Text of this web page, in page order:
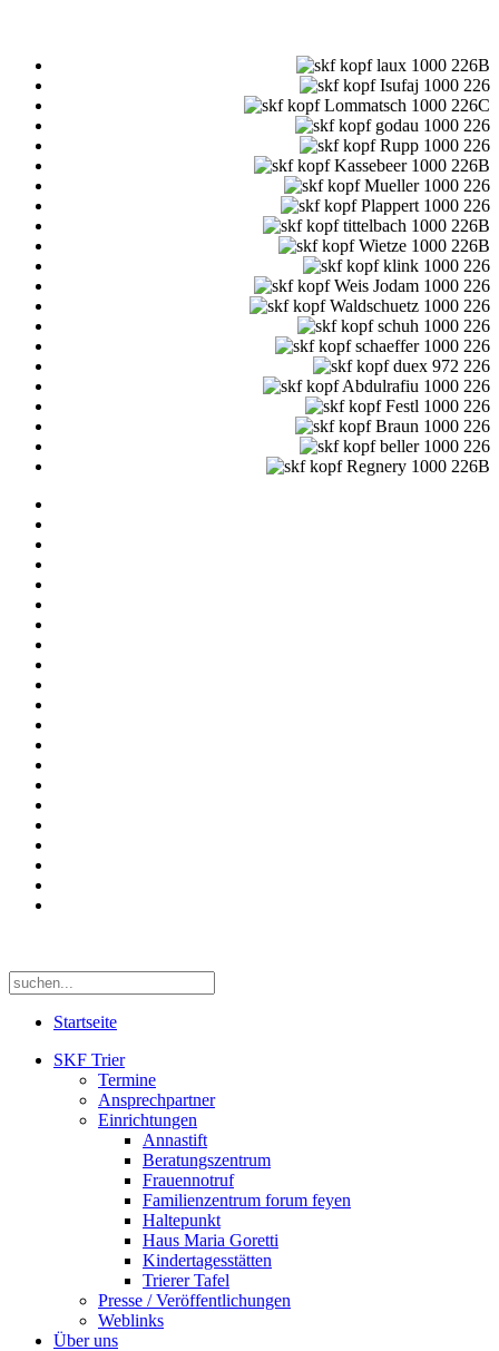
Startseite
SKF Trier
Termine
Ansprechpartner
Einrichtungen
Annastift
Beratungszentrum
Frauennotruf
Familienzentrum forum feyen
Haltepunkt
Haus Maria Goretti
Kindertagesstätten
Trierer Tafel
Presse / Veröffentlichungen
Weblinks
Über uns